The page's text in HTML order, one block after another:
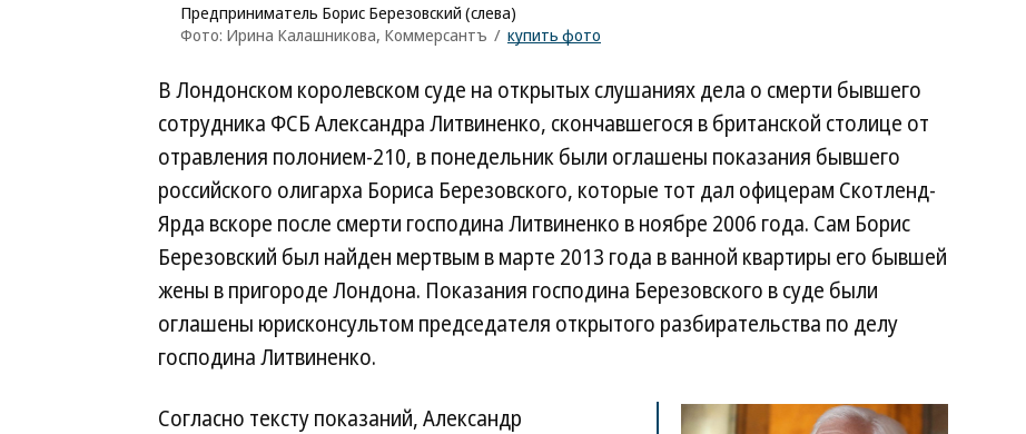
Предприниматель Борис Березовский (слева)
Фото: Ирина Калашникова, Коммерсантъ / купить фото
В Лондонском королевском суде на открытых слушаниях дела о смерти бывшего
сотрудника ФСБ Александра Литвиненко, скончавшегося в британской столице от
отравления полонием-210, в понедельник были оглашены показания бывшего
российского олигарха Бориса Березовского, которые тот дал офицерам Скотленд-
Ярда вскоре после смерти господина Литвиненко в ноябре 2006 года. Сам Борис
Березовский был найден мертвым в марте 2013 года в ванной квартиры его бывшей
жены в пригороде Лондона. Показания господина Березовского в суде были
оглашены юрисконсультом председателя открытого разбирательства по делу
господина Литвиненко.
Согласно тексту показаний, Александр